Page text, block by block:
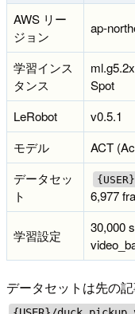
AWS リー
ジョン
ap-
学習インス
タンス
Spot
LeRobot
v0.5.1
モデル
ACT
データセッ
ト
6,977
学習設定
30,000
データセットは先の